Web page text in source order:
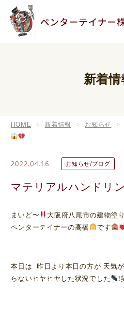
新着情
HOME 新着情報 お知らせ
2022.04.16 お知らせ/ブログ
マテリアルハンドリ
まいど〜
大阪府八尾市の建物塗
ペンターテイナーの高橋
です
本日は 昨日より本日の方が 天気
らないヒヤヒヤした状況でした
!